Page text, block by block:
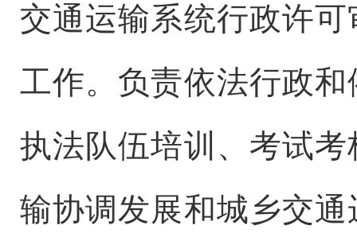
交通运输系统行政许
工作。负责依法行政
执法队伍培训、考试
输协调发展和城乡交